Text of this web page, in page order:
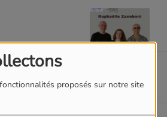
proposés sur notre site